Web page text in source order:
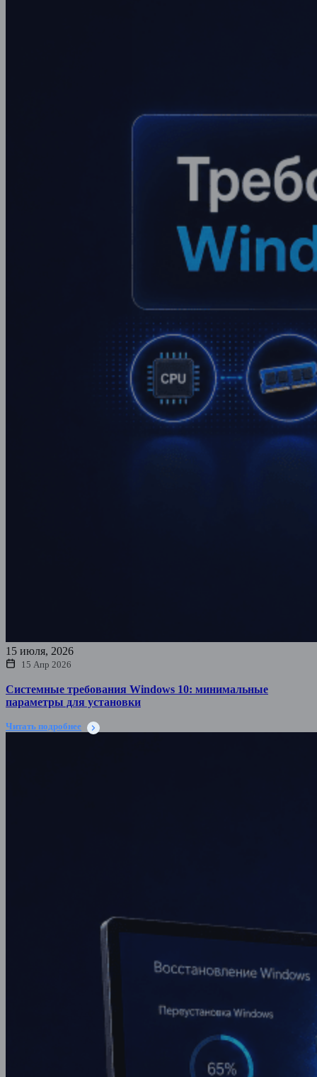
15 июля, 2026
15 Апр 2026
Системные требования Windows 10: минимальные
параметры для установки
Читать подробнее